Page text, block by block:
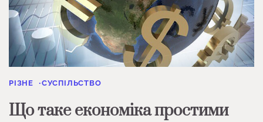
РІЗНЕ СУСПІЛЬСТВО
Що таке економіка простими